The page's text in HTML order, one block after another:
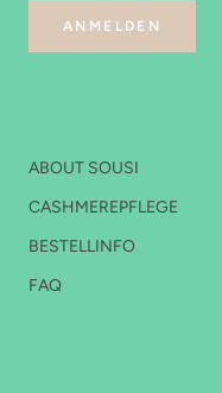
ANMELDEN
ABOUT SOUSI
CASHMEREPFLEGE
BESTELLINFO
FAQ